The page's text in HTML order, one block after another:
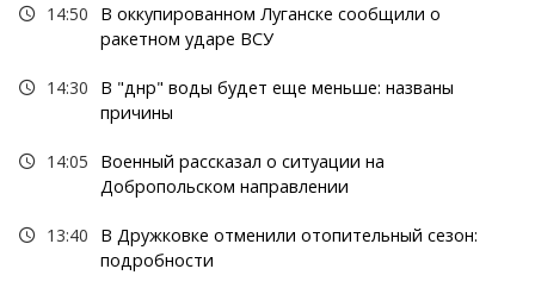
14:50
В оккупированном Луганске сообщили о
ракетном ударе ВСУ
14:30
В "днр" воды будет еще меньше: названы
причины
14:05
Военный рассказал о ситуации на
Добропольском направлении
13:40
В Дружковке отменили отопительный сезон:
подробности